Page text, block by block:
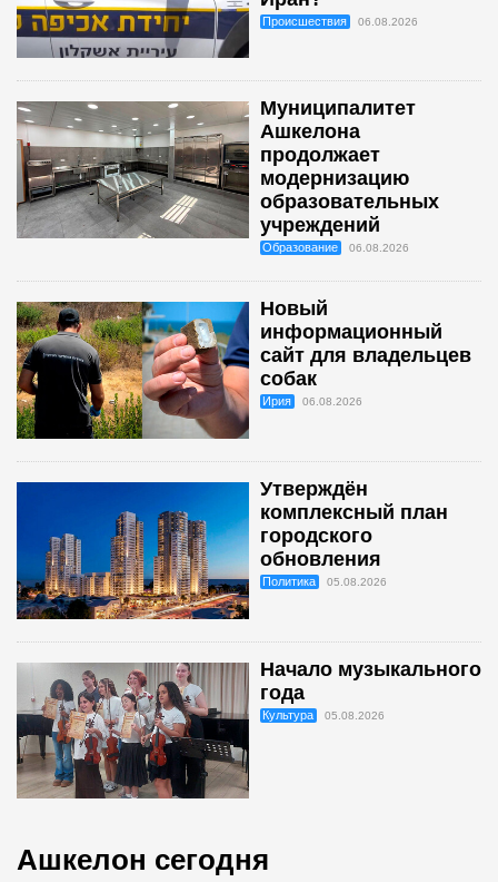
Происшествия 06.08.2026
Муниципалитет
Ашкелона
продолжает
модернизацию
образовательных
учреждений
Образование 06.08.2026
Новый
информационный
сайт для владельцев
собак
Ирия 06.08.2026
Утверждён
комплексный план
городского
обновления
Политика 05.08.2026
Начало музыкального
года
Культура 05.08.2026
Ашкелон сегодня